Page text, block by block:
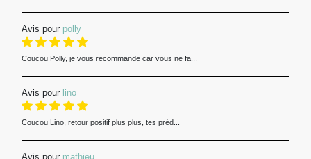
Avis pour polly
Coucou Polly, je vous recommande car vous ne fa...
Avis pour lino
Coucou Lino, retour positif plus plus, tes préd...
Avis pour mathieu